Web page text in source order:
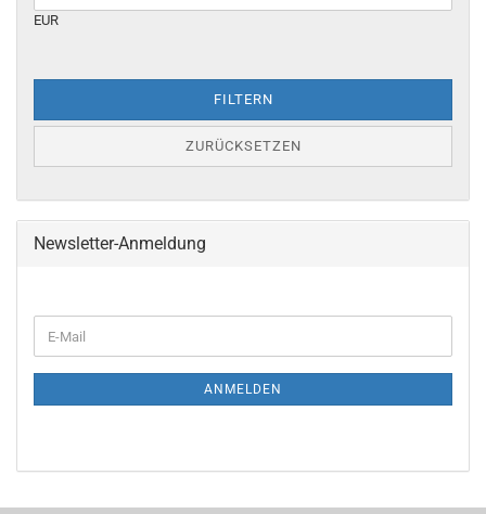
EUR
FILTERN
ZURÜCKSETZEN
Newsletter-Anmeldung
ZUR
E-
Mail
ANMELDEN